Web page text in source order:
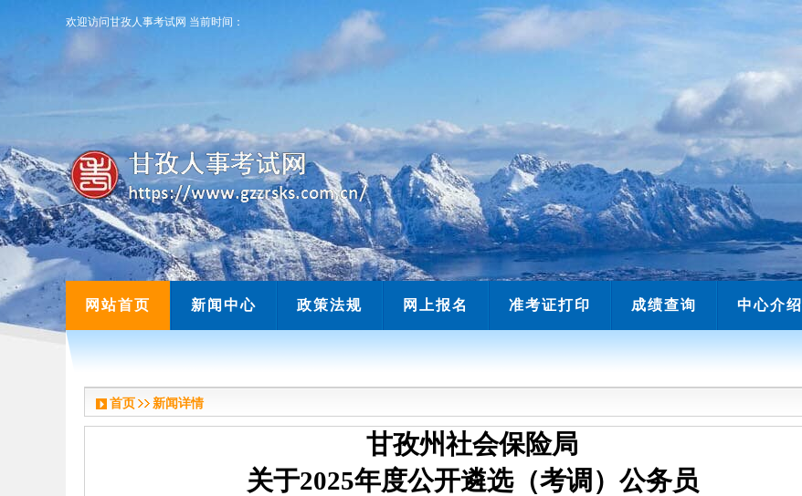
欢迎访问甘孜人事考试网 当前时间：
网站首页 新闻中心 政策法规 网上报名 准考证打印 成绩查询 中心介绍
欢迎访问甘孜人事考试网 当前时间：
首页 新闻详情
甘孜州社会保险局
关于2025年度公开遴选（考调） 公务员